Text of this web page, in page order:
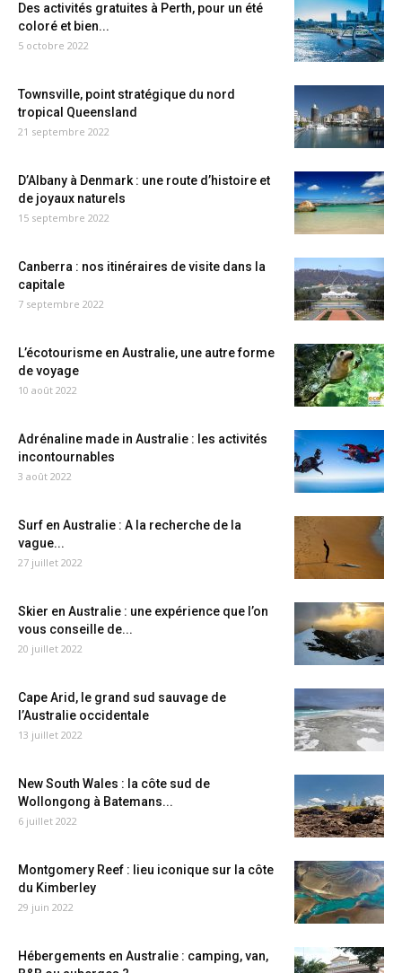
Des activités gratuites à Perth, pour un été
coloré et bien...
5 octobre 2022
Townsville, point stratégique du nord
tropical Queensland
21 septembre 2022
D’Albany à Denmark : une route d’histoire et
de joyaux naturels
15 septembre 2022
Canberra : nos itinéraires de visite dans la
capitale
7 septembre 2022
L’écotourisme en Australie, une autre forme
de voyage
10 août 2022
Adrénaline made in Australie : les activités
incontournables
3 août 2022
Surf en Australie : A la recherche de la
vague...
27 juillet 2022
Skier en Australie : une expérience que l’on
vous conseille de...
20 juillet 2022
Cape Arid, le grand sud sauvage de
l’Australie occidentale
13 juillet 2022
New South Wales : la côte sud de
Wollongong à Batemans...
6 juillet 2022
Montgomery Reef : lieu iconique sur la côte
du Kimberley
29 juin 2022
Hébergements en Australie : camping, van,